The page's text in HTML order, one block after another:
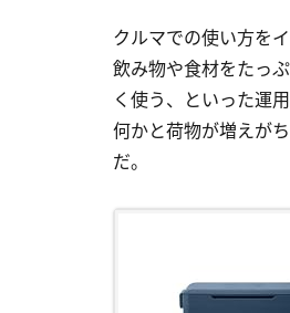
クルマでの使い方を
飲み物や食材をたっ
く使う、といった運
何かと荷物が増えが
だ。